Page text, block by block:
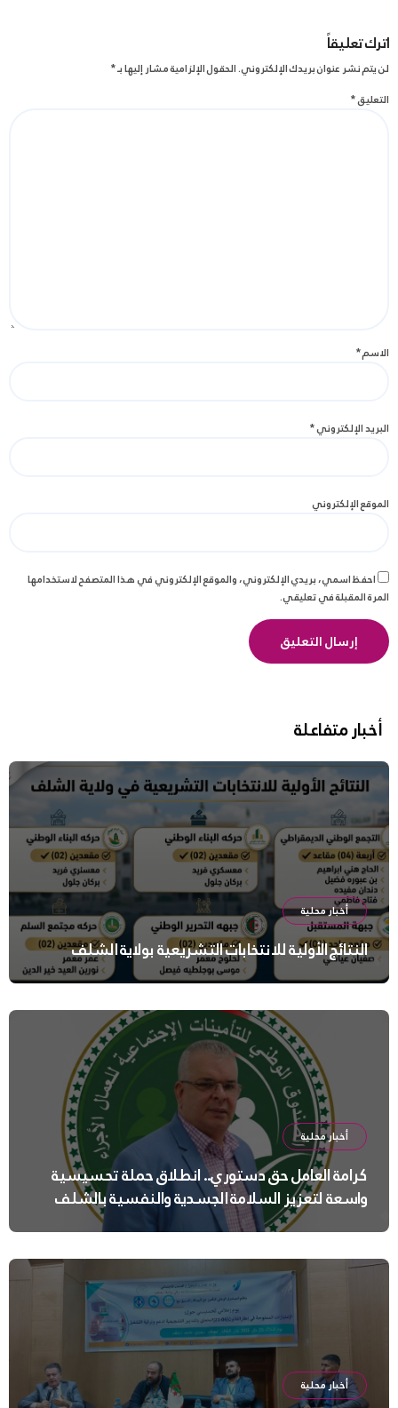
اترك تعليقاً
لن يتم نشر عنوان بريدك الإلكتروني.الحقول الإلزامية مشار إليها بـ*
التعليق*
الاسم*
البريد الإلكتروني*
الموقع الإلكتروني
احفظ اسمي، بريدي الإلكتروني، والموقع الإلكتروني في هذا المتصفح لاستخدامها
المرة المقبلة في تعليقي.
أخبار متفاعلة
أخبار محلية
النتائج الأولية للانتخابات التشريعية بولاية الشلف
أخبار محلية
كرامة العامل حق دستوري.. انطلاق حملة تحسيسية
واسعة لتعزيز السلامة الجسدية والنفسية بالشلف
أخبار محلية